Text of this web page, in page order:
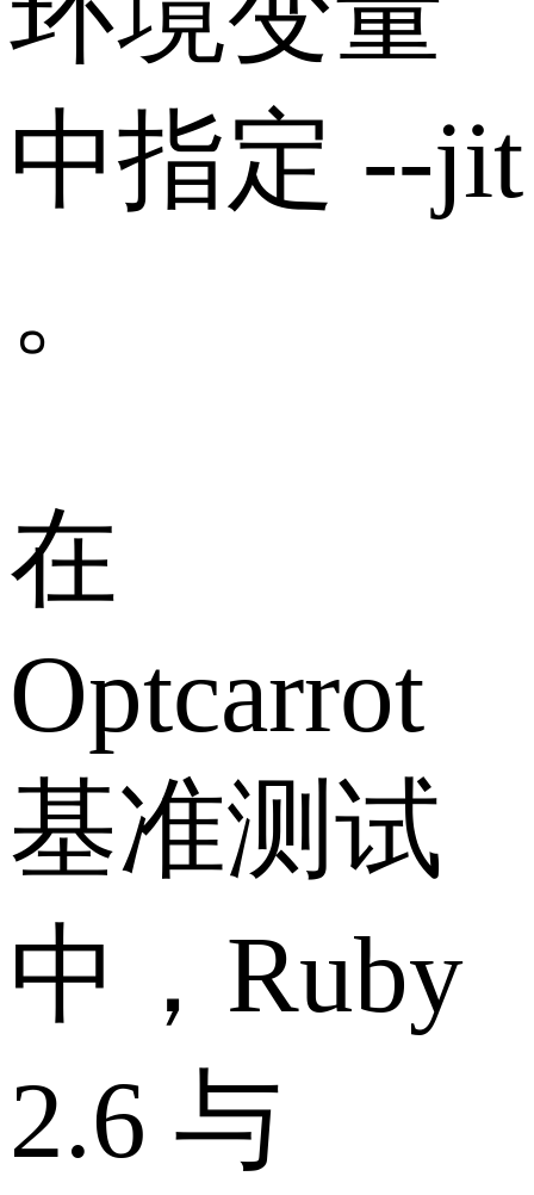
中指定 --jit
。
在
Optcarrot
基准测试
中，Ruby
2.6 与